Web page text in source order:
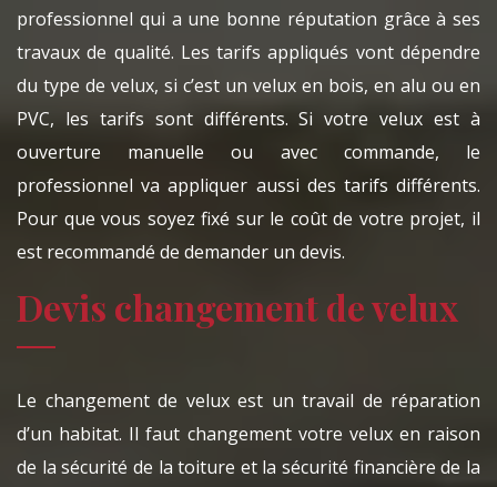
professionnel qui a une bonne réputation grâce à ses
travaux de qualité. Les tarifs appliqués vont dépendre
du type de velux, si c’est un velux en bois, en alu ou en
PVC, les tarifs sont différents. Si votre velux est à
ouverture manuelle ou avec commande, le
professionnel va appliquer aussi des tarifs différents.
Pour que vous soyez fixé sur le coût de votre projet, il
est recommandé de demander un devis.
Devis changement de velux
Le changement de velux est un travail de réparation
d’un habitat. Il faut changement votre velux en raison
de la sécurité de la toiture et la sécurité financière de la